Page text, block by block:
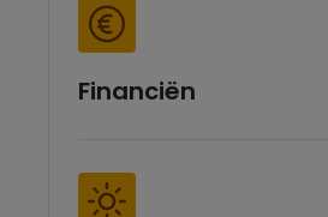
Financiën